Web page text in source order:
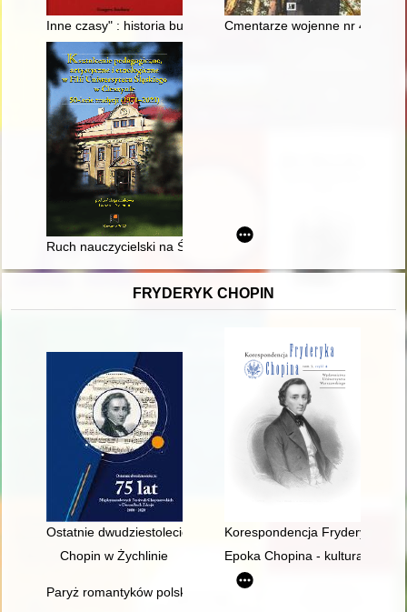
Inne czasy" : historia budowy remizy OSP Włosienica : 120 lat
Cmentarze wojenne nr 444 i
Ruch nauczycielski na Śląsku Cieszyńskim
FRYDERYK CHOPIN
Ostatnie dwudziestolecie : 75 lat Międzynarodowych
Korespondencja Fryderyka
Chopin w Żychlinie
Epoka Chopina - kultura
Paryż romantyków polskich: Mickiewicz, Słowacki, Chopin,